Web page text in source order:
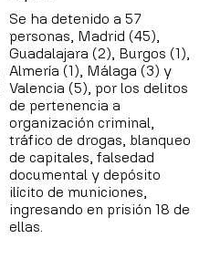
Se ha detenido a 57
personas, Madrid (45),
Guadalajara (2), Burgos (1),
Almería (1), Málaga (3) y
Valencia (5), por los delitos
de pertenencia a
organización criminal,
tráfico de drogas, blanqueo
de capitales, falsedad
documental y depósito
ilícito de municiones,
ingresando en prisión 18 de
ellas.